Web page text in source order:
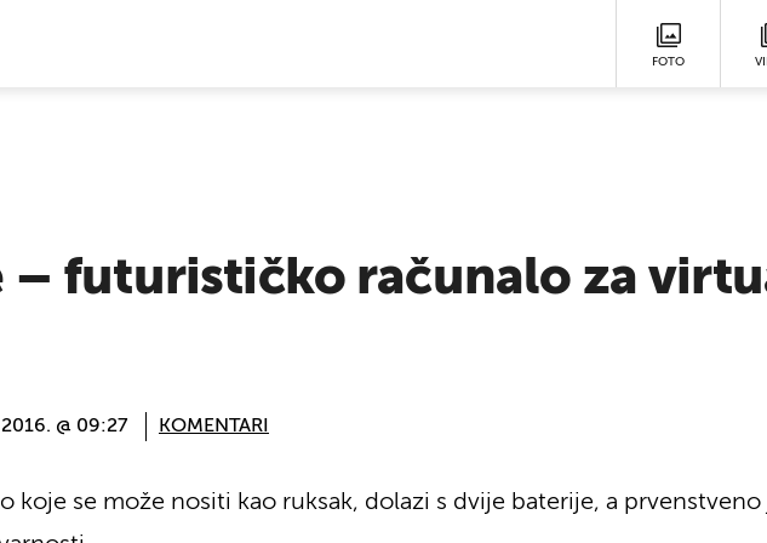
FOTO
– futurističko računalo za
@ 09:27 KOMENTARI
koje se može nositi kao ruksak, dolazi s dvije baterije, a prvenstveno